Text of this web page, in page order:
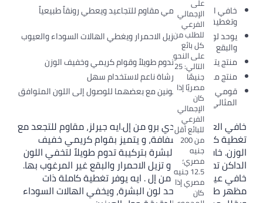
الإجمالي
الفرعي
للطلب من
كل بائع
على النحو
التالي: 25
جنيهًا
مصريًا إذا
كان
الإجمالي
الفرعي
للبائع أقل
من 200
جنيه
مصري؛
12.5 جنيه
مصري إذا
كان
خافي العيوب الكريمي مقاوم للتجاعيد ويعطي رونقاً طبيعياً
وتغطية طبيعية
يوحد لون البشرة ويزيل الاحمرار ويغطي الهالات السوداء والعيوب
والبقع
منتج يتميز بتركيبة تدوم طويلاً وقوام كريمي وخفيف الوزن
منتج مزود بطرف فرشاة ناعم لاستخدام سهل
قومي بتجربة مزج لونين مع بعضهما للوصول إلى اللون المتوافق
المثالي
خافي العيوب اتش دي برو من إل.ايه جيرلز، مقاوم للتجعد مع
تغطية كثيفة غير شفافة، و يتميز بقوام كريمي خفيف
الوزن. خافي عيوب البشرة بتركيبة تدوم طويلاً لتخفي اللون
الداكن تحت العينين و تزيل الاحمرار والبقع غير المرغوب بها.
خافي عيوب البشرة من إل . ايه يوفر تغطية كاملة ذات
مظهر طبيعي، ويوحد لون البشرة، ويخفي الهالات السوداء